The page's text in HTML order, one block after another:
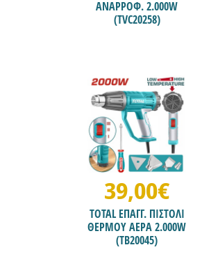
ΑΝΑΡΡΟΦ. 2.000W
(TVC20258)
39,00€
TOTAL ΕΠΑΓΓ. ΠΙΣΤΟΛΙ
ΘΕΡΜΟΥ ΑΕΡΑ 2.000W
(TB20045)